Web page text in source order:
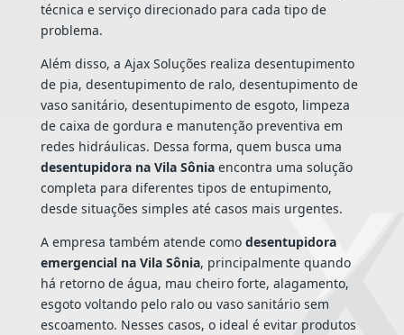
técnica e serviço direcionado para cada tipo de
problema.
Além disso, a Ajax Soluções realiza desentupimento
de pia, desentupimento de ralo, desentupimento de
vaso sanitário, desentupimento de esgoto, limpeza
de caixa de gordura e manutenção preventiva em
redes hidráulicas. Dessa forma, quem busca uma
desentupidora na Vila Sôniaencontra uma solução
completa para diferentes tipos de entupimento,
desde situações simples até casos mais urgentes.
A empresa também atende como desentupidora
emergencial na Vila Sônia, principalmente quando
há retorno de água, mau cheiro forte, alagamento,
esgoto voltando pelo ralo ou vaso sanitário sem
escoamento. Nesses casos, o ideal é evitar produtos